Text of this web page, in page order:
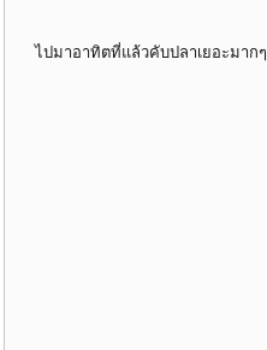
ไปมาอาทิตที่แล้วคับปลาเยอะมากๆ